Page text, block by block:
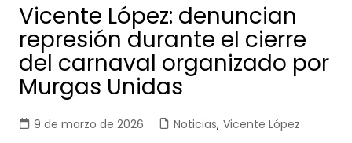
contenido
Vicente López: denuncian
represión durante el cierre
del carnaval organizado por
Murgas Unidas
9 de marzo de 2026 Noticias, Vicente López